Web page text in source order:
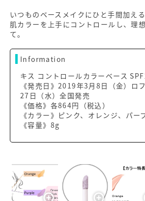
いつものベースメイクにひと手間加え
肌カラーを上手にコントロールし、理
て。
Information
キス コントロールカラーベース
《発売日》2019年3月8日（金）ロ
27日（水）全国発売
《価格》各864円（税込）
《カラー》ピンク、オレンジ、パー
《容量》8g